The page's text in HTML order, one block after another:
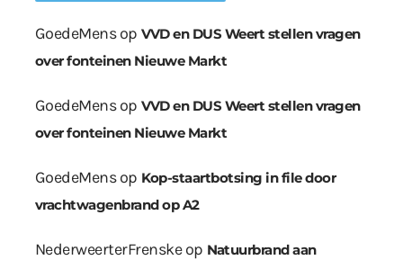
GoedeMensop VVD en DUS Weert stellen vragen
over fonteinen Nieuwe Markt
GoedeMensop VVD en DUS Weert stellen vragen
over fonteinen Nieuwe Markt
GoedeMensop Kop-staartbotsing in file door
vrachtwagenbrand op A2
NederweerterFrenskeop Natuurbrand aan